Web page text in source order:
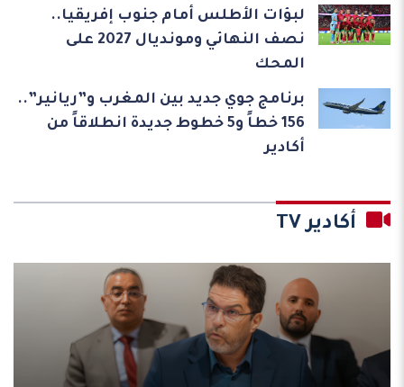
لبؤات الأطلس أمام جنوب إفريقيا..
نصف النهائي ومونديال 2027 على
المحك
برنامج جوي جديد بين المغرب و”ريانير”..
156 خطاً و5 خطوط جديدة انطلاقاً من
أكادير
أكادير TV